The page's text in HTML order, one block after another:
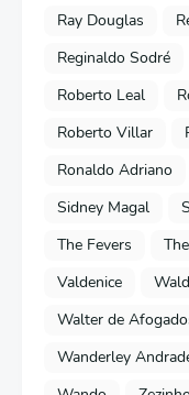
Ray Douglas
Reginaldo Sodré
Roberto Leal
Roberto Villar
Ronaldo Adriano
Sidney Magal
The Fevers
Valdenice
Walter de
Wanderley